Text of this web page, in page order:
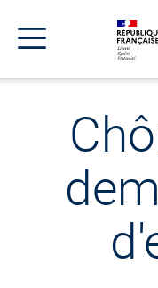
menu
contenu
pied
navigation
Menu